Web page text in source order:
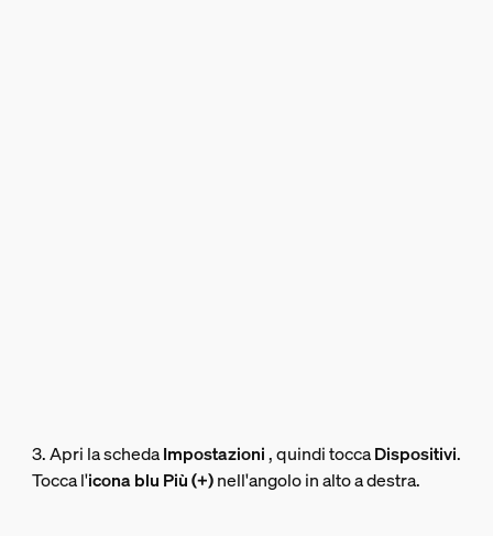
3. Apri la schedaImpostazioni, quindi toccaDispositivi.
Tocca l'icona blu Più (+)nell'angolo in alto a destra.